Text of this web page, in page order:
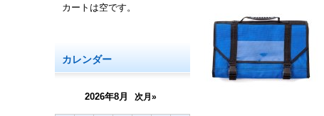
カートは空です。
カレンダー
2026年8月 次月»